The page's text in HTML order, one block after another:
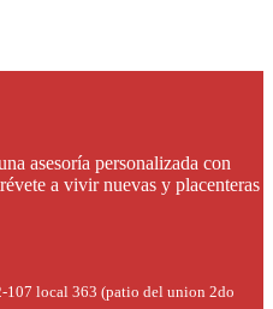
asesoría personalizada con
a vivir nuevas y placenteras
107 local 363 (patio del union 2do